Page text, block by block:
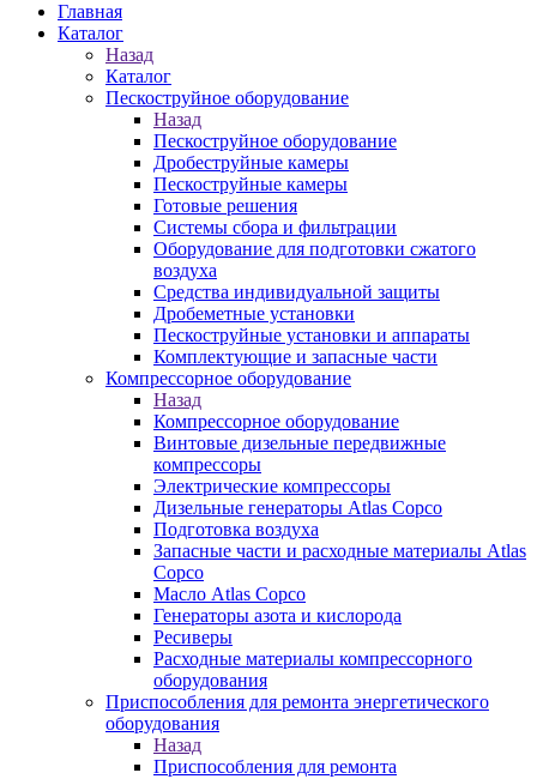
Главная
Каталог
Назад
Каталог
Пескоструйное оборудование
Назад
Пескоструйное оборудование
Дробеструйные камеры
Пескоструйные камеры
Готовые решения
Системы сбора и фильтрации
Оборудование для подготовки сжатого
воздуха
Средства индивидуальной защиты
Дробеметные установки
Пескоструйные установки и аппараты
Комплектующие и запасные части
Компрессорное оборудование
Назад
Компрессорное оборудование
Винтовые дизельные передвижные
компрессоры
Электрические компрессоры
Дизельные генераторы Atlas Copco
Подготовка воздуха
Запасные части и расходные материалы Atlas
Copco
Масло Atlas Copco
Генераторы азота и кислорода
Ресиверы
Расходные материалы компрессорного
оборудования
Приспособления для ремонта энергетического
оборудования
Назад
Приспособления для ремонта